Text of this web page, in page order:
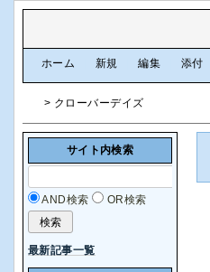
ホーム 新規 編集 添付
> クローバーデイズ
サイト内検索
AND検索 OR検索
最新記事一覧